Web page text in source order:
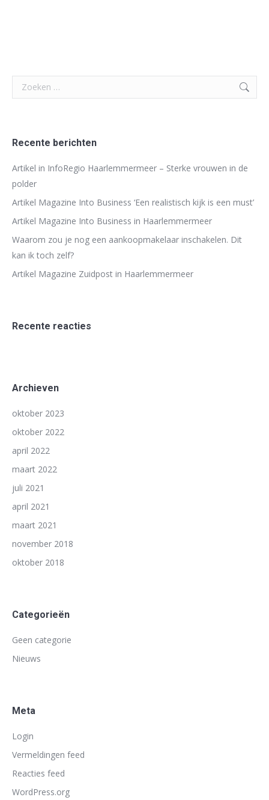
Search:
Recente berichten
Artikel in InfoRegio Haarlemmermeer – Sterke vrouwen in de
polder
Artikel Magazine Into Business ‘Een realistisch kijk is een must’
Artikel Magazine Into Business in Haarlemmermeer
Waarom zou je nog een aankoopmakelaar inschakelen. Dit
kan ik toch zelf?
Artikel Magazine Zuidpost in Haarlemmermeer
Recente reacties
Archieven
oktober 2023
oktober 2022
april 2022
maart 2022
juli 2021
april 2021
maart 2021
november 2018
oktober 2018
Categorieën
Geen categorie
Nieuws
Meta
Login
Vermeldingen feed
Reacties feed
WordPress.org